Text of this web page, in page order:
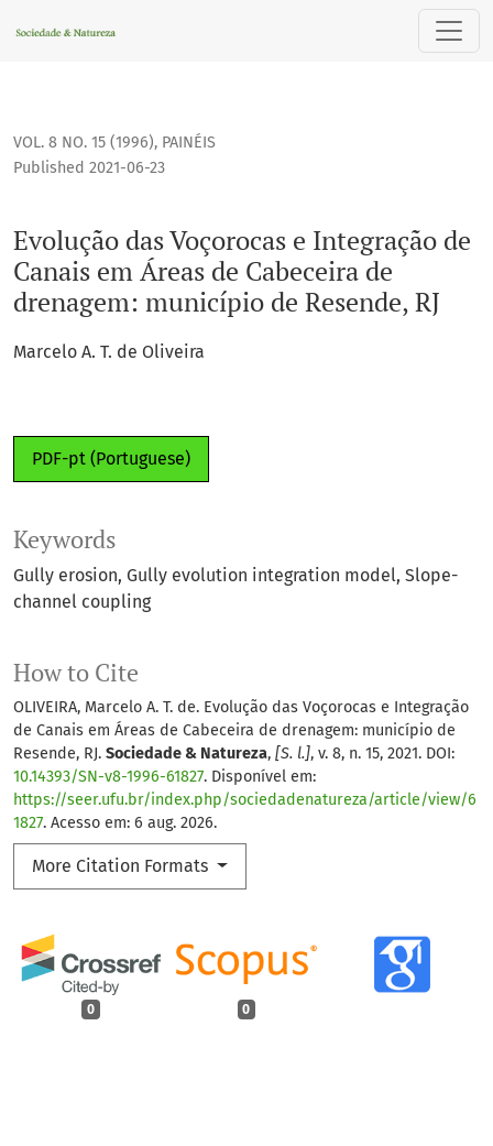
Evolução das Voçorocas e Integração de Canais em Áreas
VOL. 8 NO. 15 (1996), PAINÉIS
Evolução das Voçorocas e Integração de
Canais em Áreas de Cabeceira de
drenagem: município de Resende, RJ
Published 2021-06-23
Marcelo A. T. de Oliveira
PDF-pt (Portuguese)
Keywords
Gully erosion Gully evolution integration model Slope-
channel coupling
How to Cite
OLIVEIRA, Marcelo A. T. de. Evolução das Voçorocas e Integração
de Canais em Áreas de Cabeceira de drenagem: município de
Resende, RJ. Sociedade & Natureza, [S. l.], v. 8, n. 15, 2021. DOI:
10.14393/SN-v8-1996-61827. Disponível em:
https://seer.ufu.br/index.php/sociedadenatureza/article/view/6
1827. Acesso em: 6 aug. 2026.
More Citation Formats
0 0